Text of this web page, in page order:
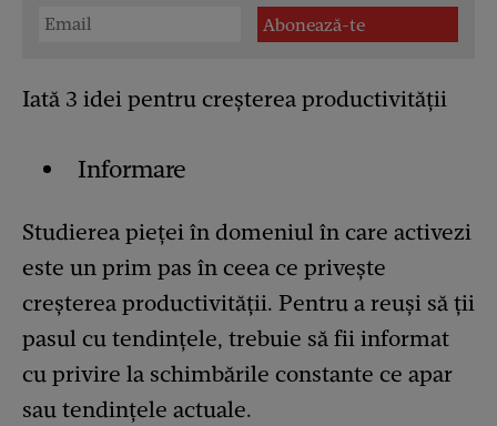
Iată 3 idei pentru creșterea productivității
Informare
Studierea pieței în domeniul în care activezi
este un prim pas în ceea ce privește
creșterea productivității. Pentru a reuși să ții
pasul cu tendințele, trebuie să fii informat
cu privire la schimbările constante ce apar
sau tendințele actuale.